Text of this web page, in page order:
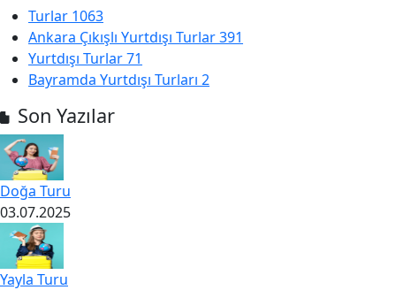
Turlar 1063
Ankara Çıkışlı Yurtdışı Turlar391
Yurtdışı Turlar71
Bayramda Yurtdışı Turları 2
Son Yazılar
Doğa Turu
03.07.2025
Yayla Turu